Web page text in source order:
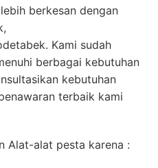
berkesan dengan
Kami sudah
berbagai kebutuhan
kebutuhan
terbaik kami
Alat-alat pesta karena :